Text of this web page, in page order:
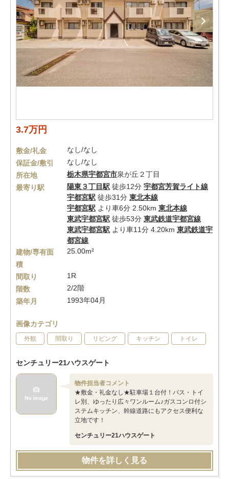
3.7万円
敷金/礼金
なし/なし
保証金/敷引
なし/なし
所在地
栃木県宇都宮市泉が丘２丁目
最寄り駅
陽東３丁目駅 徒歩12分 宇都宮芳賀ライト線
宇都宮駅 徒歩31分 東北本線
宇都宮駅 より車6分 2.50km 東北本線
東武宇都宮駅 徒歩53分 東武鉄道宇都宮線
東武宇都宮駅 より車11分 4.20km 東武鉄道宇
都宮線
建物/専有面
積
25.00m²
間取り
1R
階数
2/2階
築年月
1993年04月
画像カテゴリ
外観 間取り リビング キッチン トイレ
センチュリー21ハウスゲート
物件担当者コメント
★敷金・礼金なし★駐車場１台付！バス・トイ
レ別、ゆったり広々ワンルーム♪ガスコンロ付シ
ステムキッチン、幹線道路にもアクセス便利な
立地です！
センチュリー21ハウスゲート
物件を詳しく見る